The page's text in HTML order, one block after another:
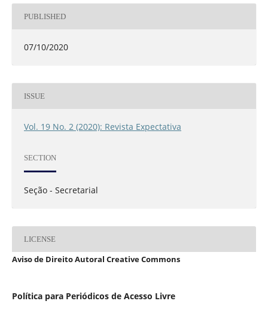
PUBLISHED
07/10/2020
ISSUE
Vol. 19 No. 2 (2020): Revista Expectativa
SECTION
Seção - Secretarial
LICENSE
Aviso de Direito Autoral Creative Commons
Política para Periódicos de Acesso Livre